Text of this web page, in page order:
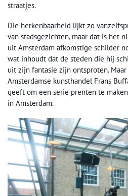
straatjes.
Die herkenbaarheid lijkt zo
van stadsgezichten, maar dat is het
uit Amsterdam afkomstige schilder
wat inhoudt dat de steden die hij
uit zijn fantasie zijn ontsproten.
Amsterdamse kunsthandel Frans
geeft om een serie prenten te
in Amsterdam.